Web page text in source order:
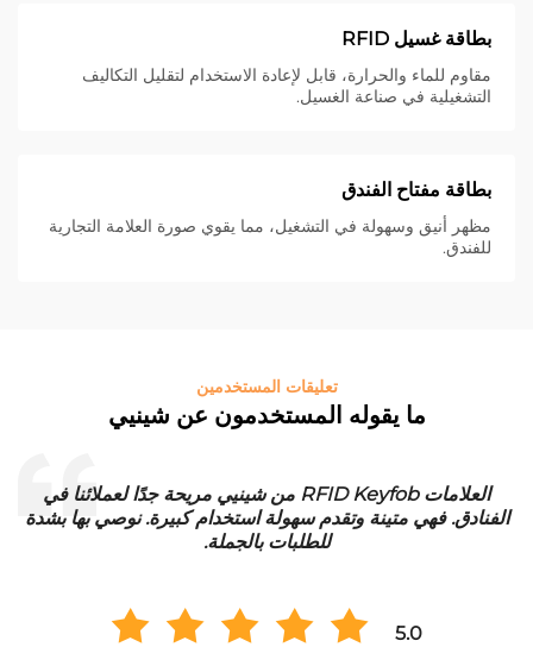
بطاقة غسيل RFID
مقاوم للماء والحرارة، قابل لإعادة الاستخدام لتقليل التكاليف
التشغيلية في صناعة الغسيل.
بطاقة مفتاح الفندق
مظهر أنيق وسهولة في التشغيل، مما يقوي صورة العلامة التجارية
للفندق.
تعليقات المستخدمين
ما يقوله المستخدمون عن شينيي
العلامات RFID Keyfob من شينيي مريحة جدًا لعملائنا في
الفنادق. فهي متينة وتقدم سهولة استخدام كبيرة. نوصي بها بشدة
للطلبات بالجملة.
5.0